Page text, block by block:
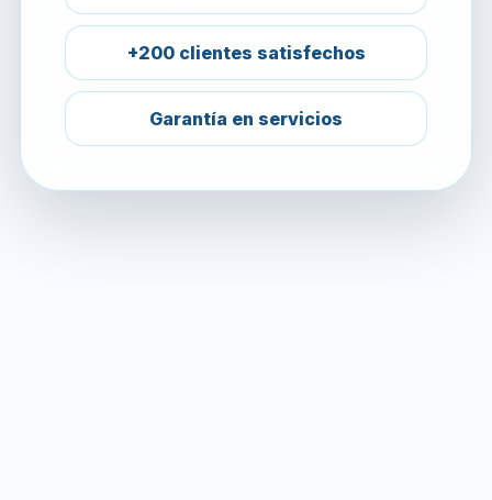
+200 clientes satisfechos
Garantía en servicios